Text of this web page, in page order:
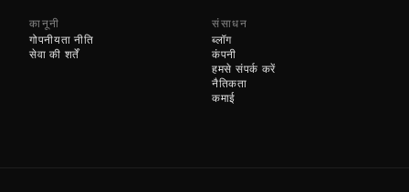
कानूनी
गोपनीयता नीति
सेवा की शर्तें
संसाधन
ब्लॉग
कंपनी
हमसे संपर्क करें
नैतिकता
कमाई